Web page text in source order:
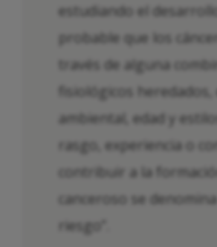
estudiando el
probable que los
través de alguna
fisiológicos
ambiental, edad y
rasgo, experiencia o
contribuir a la
canceroso se
riesgo”.